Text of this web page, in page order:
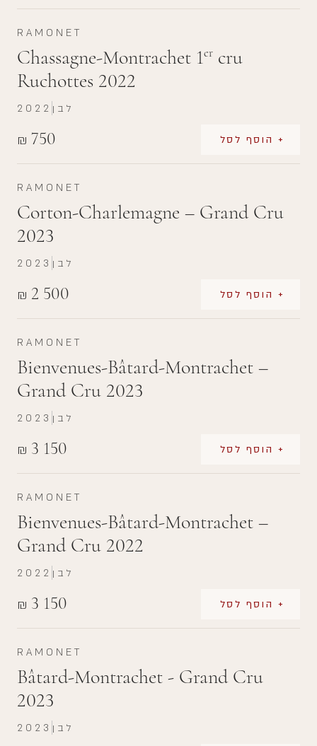
RAMONET
Chassagne-Montrachet 1er cru
Ruchottes 2022
₪ 750 + הוסף לסל
2022 לבן
RAMONET
Corton-Charlemagne – Grand Cru
2023
₪ 2 500 + הוסף לסל
2023 לבן
RAMONET
Bienvenues-Bâtard-Montrachet –
Grand Cru 2023
₪ 3 150 + הוסף לסל
2023 לבן
RAMONET
Bienvenues-Bâtard-Montrachet –
Grand Cru 2022
₪ 3 150 + הוסף לסל
2022 לבן
RAMONET
Bâtard-Montrachet - Grand Cru
2023
2023 לבן